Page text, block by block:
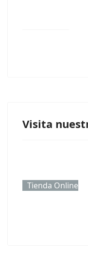
Visita
Tienda Online